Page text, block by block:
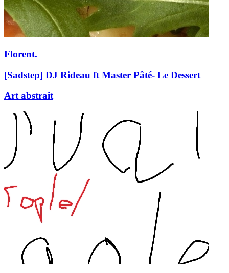
Florent.
[Sadstep] DJ Rideau ft Master Pâté- Le Dessert
Art abstrait